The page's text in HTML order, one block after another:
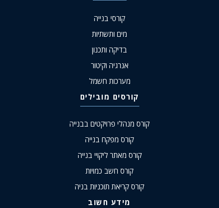
קורסי בנייה
מים ותשתיות
בדיקה ותכנון
אנרגיה וקיטור
מערכות חשמל
קורסים מובילים
קורס מנהלי פרויקטים בבנייה
קורס מפקח בנייה
קורס מאתר ליקויי בנייה
קורס חשב כמויות
קורס קריאת תוכניות בניה
מידע חשוב